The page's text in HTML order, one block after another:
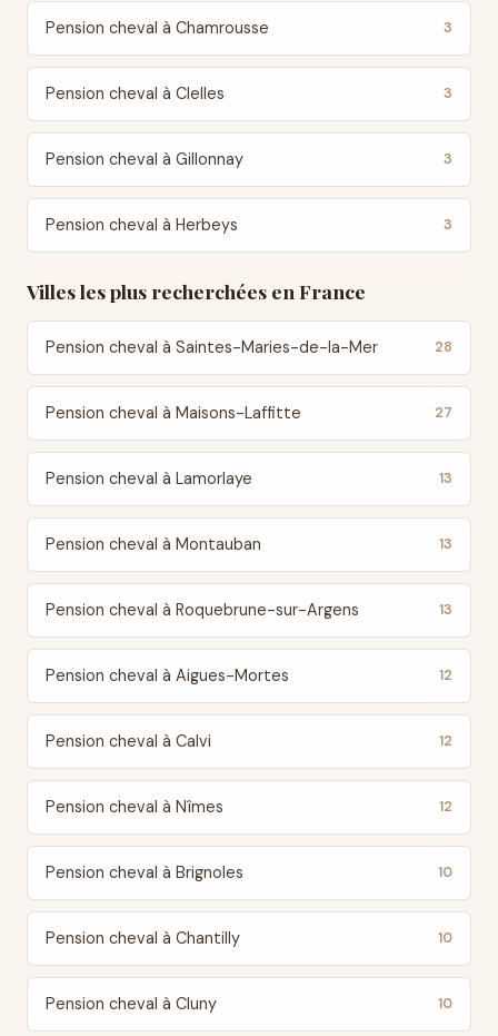
Pension cheval à Chamrousse 3
Pension cheval à Clelles 3
Pension cheval à Gillonnay 3
Pension cheval à Herbeys 3
Villes les plus recherchées en France
Pension cheval à Saintes-Maries-de-la-Mer 28
Pension cheval à Maisons-Laffitte 27
Pension cheval à Lamorlaye 13
Pension cheval à Montauban 13
Pension cheval à Roquebrune-sur-Argens 13
Pension cheval à Aigues-Mortes 12
Pension cheval à Calvi 12
Pension cheval à Nîmes 12
Pension cheval à Brignoles 10
Pension cheval à Chantilly 10
Pension cheval à Cluny 10